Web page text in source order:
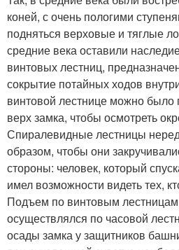
коней, с очень пологими
подняться верховые и тяглые
средние века оставили
винтовых лестниц,
сокрытие потайных ходов
винтовой лестнице можно было
верх замка, чтобы осмотреть
Спиралевидные лестницы
образом, чтобы они
стороны: человек, который
имел возможности видеть тех,
Подъем по винтовым лестницам
осуществлялся по часовой
осады замка у защитников